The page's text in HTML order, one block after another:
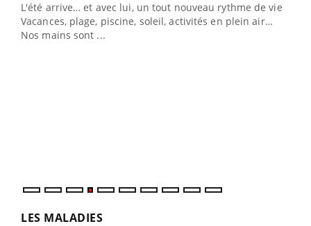
L'été arrive… et avec lui, un tout nouveau rythme de vie !
Vacances, plage, piscine, soleil, activités en plein air…
Nos mains sont ...
LES MALADIES